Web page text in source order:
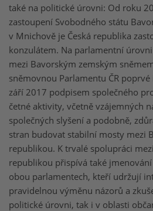
také na politické úrovni: Od roku
zastoupení Svobodného státu
v Mnichově je Česká republika
konzulátem. Na parlamentní
mezi Bavorským zemským
sněmovnou Parlamentu ČR
září 2017 podpisem společného
četné aktivity, včetně vzájemných
společných slyšení a podobně,
stran budovat stabilní mosty mezi
republikou. K trvalé spolupráci
republikou přispívá také
obou parlamentech, kteří udržují
pravidelnou výměnu názorů a
politické úrovni, tak i v oblasti